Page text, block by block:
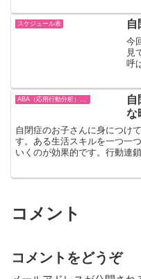
スケジュール表 自
今
見
呼
動
子
自
な
自閉症のお子さんに身につけ
す。ある生活スキルを一つ一
いくのが効果的です。行動連
コメント
コメントをどうぞ